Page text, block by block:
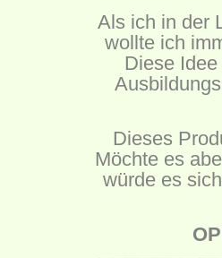
Als ich in der
wollte ich
Diese
Dieses
Möchte es
würde es